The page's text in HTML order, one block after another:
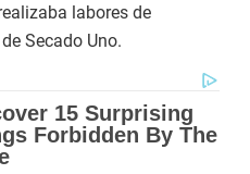
labores de
Secado Uno.